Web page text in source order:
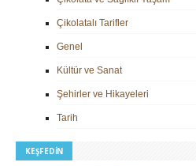
Çikolatalı Tarifler
Genel
Kültür ve Sanat
Şehirler ve Hikayeleri
Tarih
KEŞFEDIN